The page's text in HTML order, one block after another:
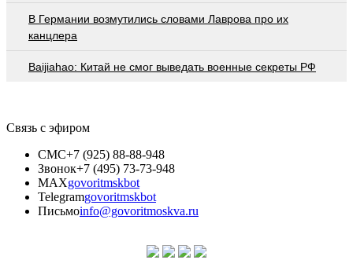
В Германии возмутились словами Лаврова про их
канцлера
Baijiahao: Китай не смог выведать военные секреты РФ
Связь с эфиром
СМС+7 (925) 88-88-948
Звонок+7 (495) 73-73-948
MAXgovoritmskbot
Telegramgovoritmskbot
Письмоinfo@govoritmoskva.ru